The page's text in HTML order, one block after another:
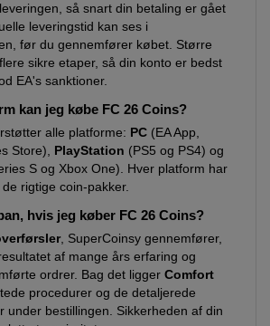
så snart din betaling er gået
leveringstid kan ses i
før du gennemfører købet. Større
sikre etaper, så din konto er bedst
EA's sanktioner.
kan jeg købe FC 26 Coins?
alle platforme: PC (EA App,
Store),
PlayStation (PS5 og PS4) og
S og Xbox One). Hver platform har
rigtige coin-pakker.
hvis jeg køber FC 26 Coins?
, SuperCoinsy gennemfører,
af mange års erfaring og
ordrer. Bag det ligger Comfort
procedurer og de detaljerede
under bestillingen. Sikkerheden af din